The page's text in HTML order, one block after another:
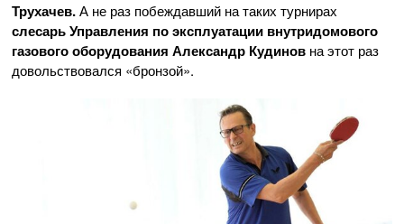
Трухачев.А не раз побеждавший на таких турнирах
слесарь Управления по эксплуатации внутридомового
газового оборудования Александр Кудинов на этот раз
довольствовался «бронзой».